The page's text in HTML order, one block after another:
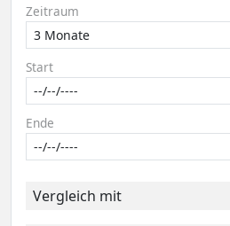
Zeitraum
Start
Ende
Vergleich mit